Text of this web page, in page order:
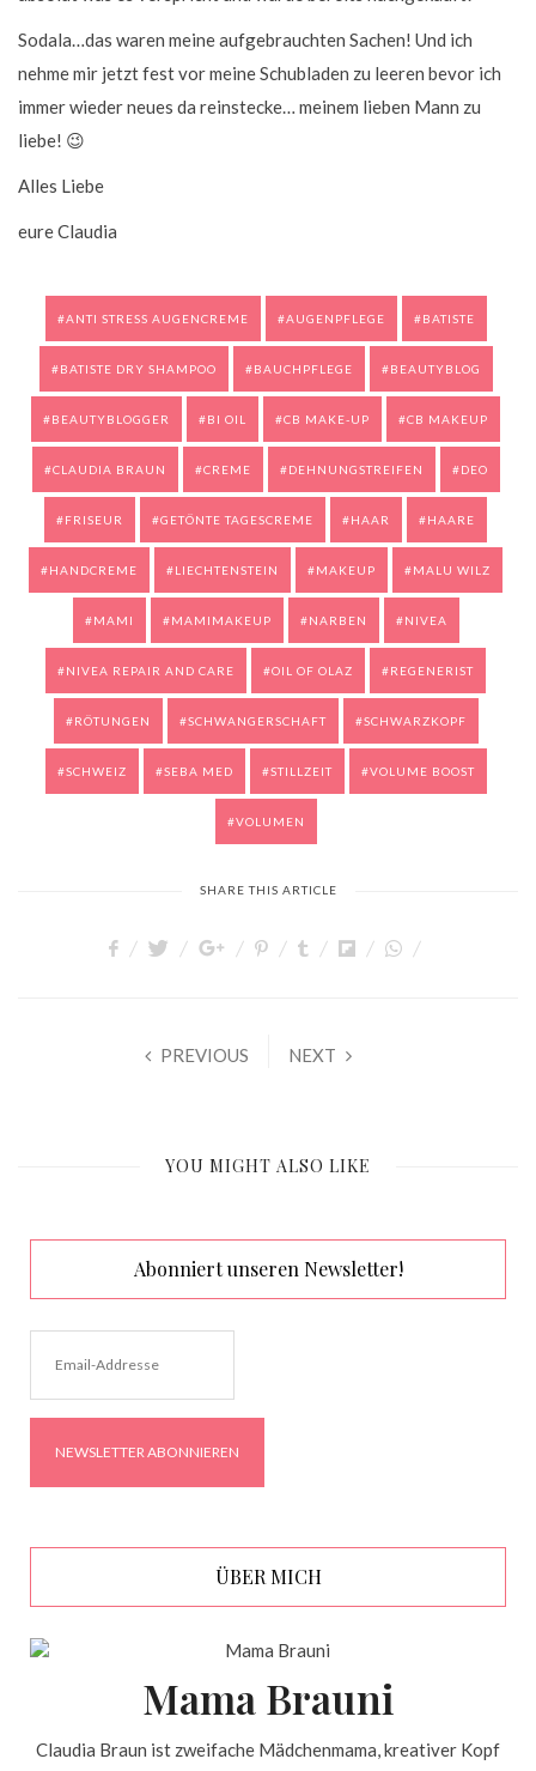
Sodala…das waren meine aufgebrauchten Sachen! Und ich
nehme mir jetzt fest vor meine Schubladen zu leeren bevor ich
immer wieder neues da reinstecke… meinem lieben Mann zu
liebe! 😉
Alles Liebe
eure Claudia
ANTI STRESS AUGENCREME AUGENPFLEGE BATISTE
BATISTE DRY SHAMPOO BAUCHPFLEGE BEAUTYBLOG
BEAUTYBLOGGER BI OIL CB MAKE-UP CB MAKEUP
CLAUDIA BRAUN CREME DEHNUNGSTREIFEN DEO
FRISEUR GETÖNTE TAGESCREME HAAR HAARE
HANDCREME LIECHTENSTEIN MAKEUP MALU WILZ
MAMI MAMIMAKEUP NARBEN NIVEA
NIVEA REPAIR AND CARE OIL OF OLAZ REGENERIST
RÖTUNGEN SCHWANGERSCHAFT SCHWARZKOPF
SCHWEIZ SEBA MED STILLZEIT VOLUME BOOST
VOLUMEN
SHARE THIS ARTICLE
PREVIOUS NEXT
YOU MIGHT ALSO LIKE
Abonniert unseren Newsletter!
ÜBER MICH
Mama Brauni
Claudia Braun ist zweifache Mädchenmama, kreativer Kopf